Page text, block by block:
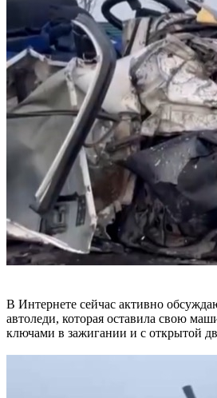
В Интернете сейчас активно
автоледи, которая оставила свою
ключами в зажигании и с открытой